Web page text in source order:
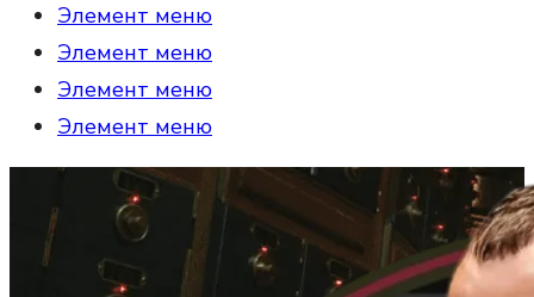
Элемент меню
Элемент меню
Элемент меню
Элемент меню